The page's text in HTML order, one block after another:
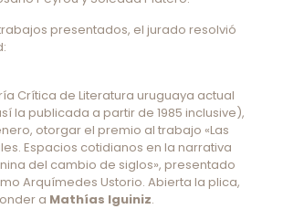
presentados, el jurado resolvió
Crítica de Literatura uruguaya actual
la publicada a partir de 1985 inclusive),
otorgar el premio al trabajo «Las
Espacios cotidianos en la narrativa
del cambio de siglos», presentado
Arquímedes Ustorio. Abierta la plica,
a Mathías Iguiniz.